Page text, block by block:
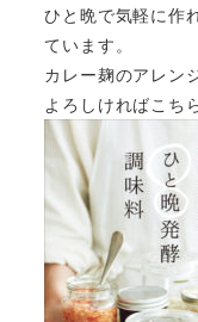
ひと晩で気軽に作
ています。
カレー麹のアレン
よろしければこち